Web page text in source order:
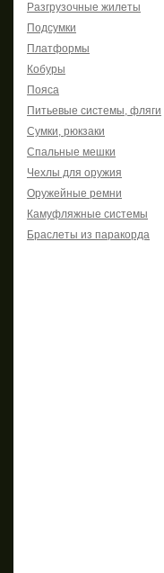
Разгрузочные жилеты
Подсумки
Платформы
Кобуры
Пояса
Питьевые системы, фляги
Сумки, рюкзаки
Спальные мешки
Чехлы для оружия
Оружейные ремни
Камуфляжные системы
Браслеты из паракорда